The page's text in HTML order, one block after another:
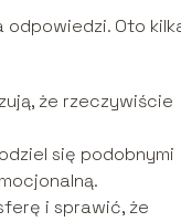
Oto
że rzeczywiście
się podobnymi
i sprawić, że